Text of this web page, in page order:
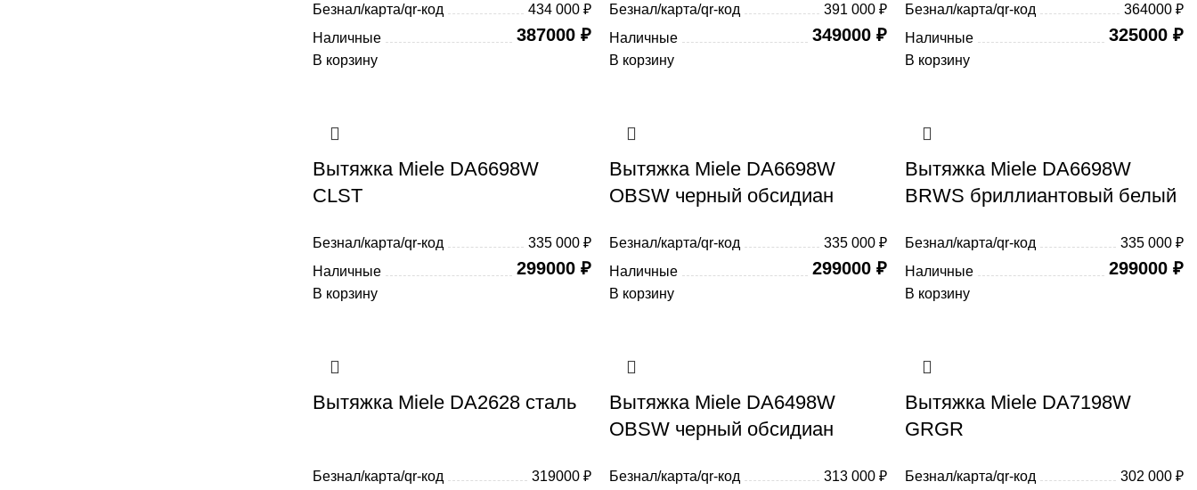
Безнал/карта/qr-код
434 000 ₽
Наличные
387000 ₽
В корзину
Безнал/карта/qr-код
391 000 ₽
Наличные
349000₽
В корзину
Безнал/карта/qr-код
364000 ₽
Наличные
325000 ₽
В корзину
Вытяжка Miele DA6698W
CLST
Безнал/карта/qr-код
335 000 ₽
Наличные
299000 ₽
В корзину
Вытяжка Miele DA6698W
OBSW черный обсидиан
Безнал/карта/qr-код
335 000 ₽
Наличные
299000₽
В корзину
Вытяжка Miele DA6698W
BRWS бриллиантовый белый
Безнал/карта/qr-код
335 000 ₽
Наличные
299000 ₽
В корзину
Вытяжка Miele DA2628 сталь
Безнал/карта/qr-код
319000 ₽
Вытяжка Miele DA6498W
OBSW черный обсидиан
Безнал/карта/qr-код
313 000 ₽
Вытяжка Miele DA7198W
GRGR
Безнал/карта/qr-код
302 000 ₽